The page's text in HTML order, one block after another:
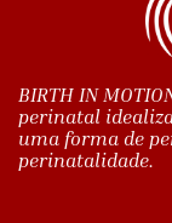
BIRTH IN
perinatal
uma forma de
perinatalidade.